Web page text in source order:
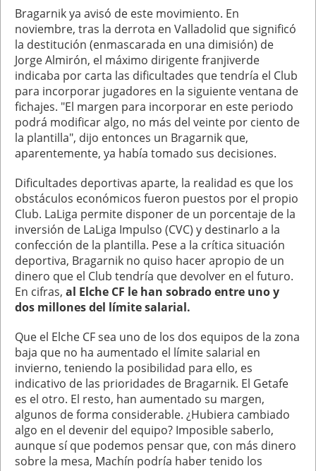
Bragarnik ya avisó de este movimiento. En
noviembre, tras la derrota en Valladolid que significó
la destitución (enmascarada en una dimisión) de
Jorge Almirón, el máximo dirigente franjiverde
indicaba por carta las dificultades que tendría el Club
para incorporar jugadores en la siguiente ventana de
fichajes. "El margen para incorporar en este periodo
podrá modificar algo, no más del veinte por ciento de
la plantilla", dijo entonces un Bragarnik que,
aparentemente, ya había tomado sus decisiones.
Dificultades deportivas aparte, la realidad es que los
obstáculos económicos fueron puestos por el propio
Club. LaLiga permite disponer de un porcentaje de la
inversión de LaLiga Impulso (CVC) y destinarlo a la
confección de la plantilla. Pese a la crítica situación
deportiva, Bragarnik no quiso hacer apropio de un
dinero que el Club tendría que devolver en el futuro.
En cifras, al Elche CF le han sobrado entre uno y
dos millones del límite salarial.
Que el Elche CF sea uno de los dos equipos de la zona
baja que no ha aumentado el límite salarial en
invierno, teniendo la posibilidad para ello, es
indicativo de las prioridades de Bragarnik. El Getafe
es el otro. El resto, han aumentado su margen,
algunos de forma considerable. ¿Hubiera cambiado
algo en el devenir del equipo? Imposible saberlo,
aunque sí que podemos pensar que, con más dinero
sobre la mesa, Machín podría haber tenido los